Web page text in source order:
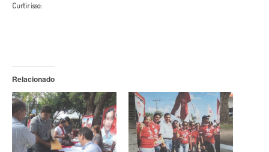
Curtir isso:
Relacionado